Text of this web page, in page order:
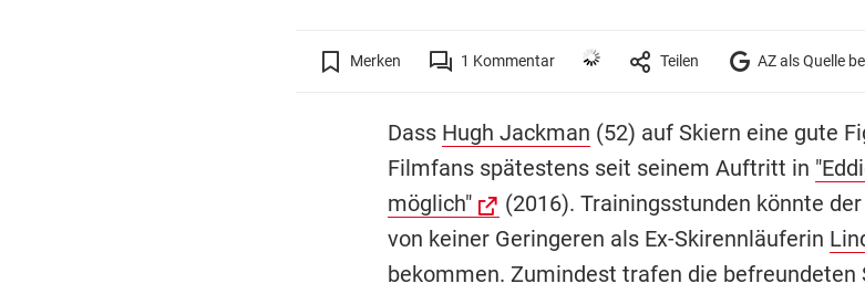
Merken 1 Kommentar Teilen AZ als Quelle
Dass Hugh Jackman (52) auf Skiern eine gute
Filmfans spätestens seit seinem Auftritt in
möglich"
(2016). Trainingsstunden könnte
von keiner Geringeren als Ex-Skirennläuferin
bekommen. Zumindest trafen die befreundeten